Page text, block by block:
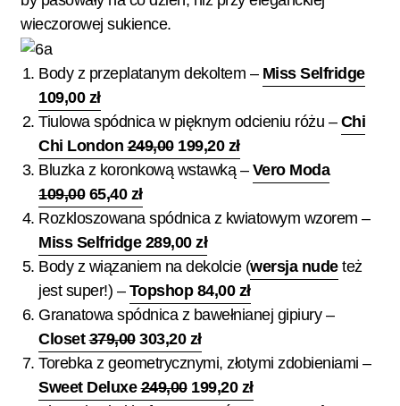
wieczorowej sukience.
Body z przeplatanym dekoltem – Miss Selfridge
109,00 zł
Tiulowa spódnica w pięknym odcieniu różu – Chi
Chi London249,00199,20 zł
Bluzka z koronkową wstawką – Vero Moda
109,0065,40 zł
Rozkloszowana spódnica z kwiatowym wzorem –
Miss Selfridge 289,00 zł
Body z wiązaniem na dekolcie (wersja nudeteż
jest super!) – Topshop 84,00 zł
Granatowa spódnica z bawełnianej gipiury –
Closet379,00303,20 zł
Torebka z geometrycznymi, złotymi zdobieniami –
Sweet Deluxe249,00199,20 zł